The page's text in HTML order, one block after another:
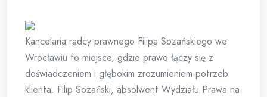
Kancelaria radcy prawnego Filipa Sozańskiego we
Wrocławiu to miejsce, gdzie prawo łączy się z
doświadczeniem i głębokim zrozumieniem potrzeb
klienta. Filip Sozański, absolwent Wydziału Prawa na